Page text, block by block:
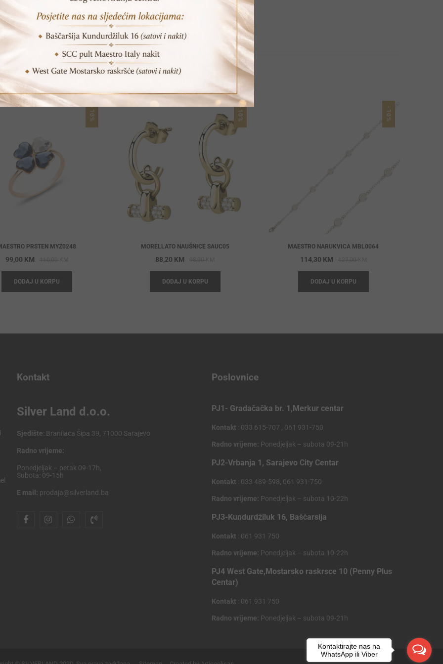
POVEZANI PROIZVODI
-10%
PRSTEN MYZ0248
110,00KM
price
110,00 KM.
99,00 KM
price
99,00 KM.
DODAJ U KORPU
-10%
MORELLATO NAUŠNICE SAUC05
98,00
price
98,00 KM.
88,20 KM
price
88,20 KM.
DODAJ U KORPU
-10%
MAESTRO NARUKVICA MBL0064
127,00KM
price
127,00 KM.
114,30 KM
price
114,30 KM.
DODAJ U KORPU
Kontakt
Silver Land d.o.o.
Sjedište: Branilaca Šipa 39, 71000 Sarajevo
Radno vrijeme:
Ponedjeljak – petak 09-17h,
Subota: 09-15h
E mail: prodaja@silverland.ba
Poslovnice
PJ1- Gradačačka br. 1,Merkur centar
Kontakt : 033 615-707 , 061 931-750
Radno vrijeme: Ponedjeljak – subota 09-21h
PJ2-Vrbanja 1, Sarajevo City Centar
Kontakt : 033 489-598, 061 931-750
Radno vrijeme: Ponedjeljak – subota 10-22h
PJ3-Kundurdžiluk 16, Baščarsija
Kontakt : 061 931 750
Radno vrijeme: Ponedjeljak – subota 10-22h
PJ4 West Gate,Mostarsko raskrsce 10 (Penny Plus
Centar)
Kontakt : 061 931 750
Radno vrijeme: Ponedjeljak – subota 09-21h
Kontaktirajte nas na
WhatsApp ili Viber